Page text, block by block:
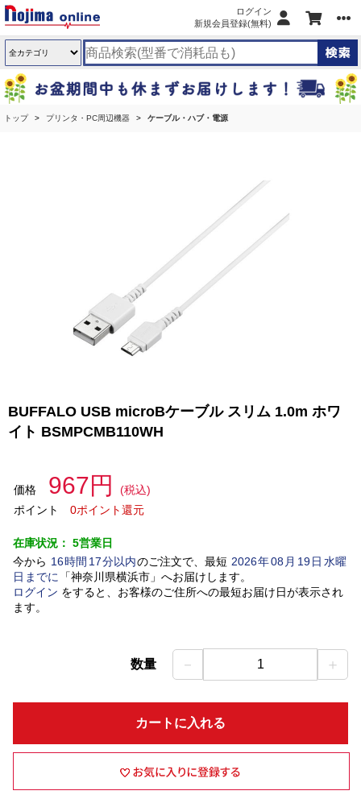
ログイン
新規会員登録(無料)
トップ プリンタ・PC周辺機器 ケーブル・ハブ・電源
BUFFALO USB microBケーブル スリム 1.0m ホワ
イト BSMPCMB110WH
価格 967円
(税込)
ポイント
0ポイント還元
在庫状況： 5営業日
今から 16時間 17分以内のご注文で、最短 2026年08 月 19日水曜
日 までに 「神奈川県横浜市」 へお届けします。
ログイン をすると、お客様のご住所への最短お届け日が表示され
ます。
数量 － 1 ＋
カートに入れる